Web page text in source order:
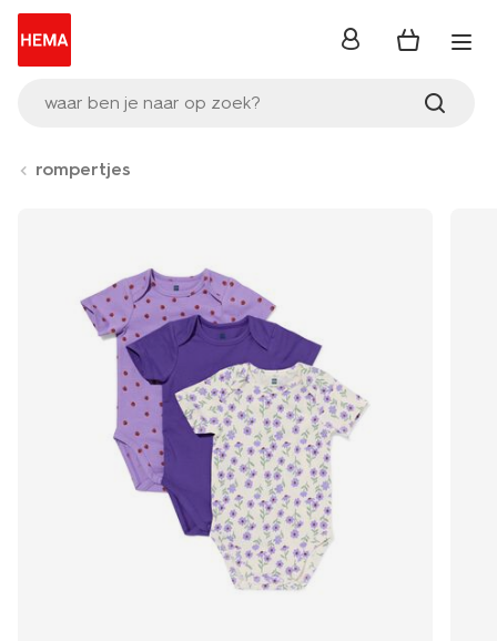
waar ben je naar op zoek?
inloggen
rompertjes